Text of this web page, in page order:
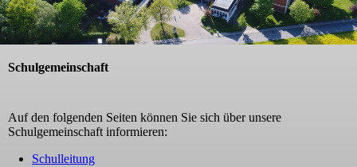
Schulgemeinschaft
Auf den folgenden Seiten können Sie sich über unsere
Schulgemeinschaft informieren:
Schulleitung